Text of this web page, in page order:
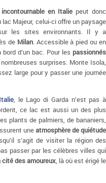
en Italie peut donc
lac Majeur, celui-ci offre un paysage
les sites environnants. Il y a
de Milan. Accessible à pied ou en
d’un bac. Pour les passionnés
surprises. Monte Isola,
large pour y passer une journée
, le Lago di Garda n’est pas à
ce lac est aussi un des plus
plants de palmiers, de bananiers,
uneatmosphère de quiétude
s’agit de visiter la région des
passer par les célèbres villes qui
cité des amoureux, là où est érigé le